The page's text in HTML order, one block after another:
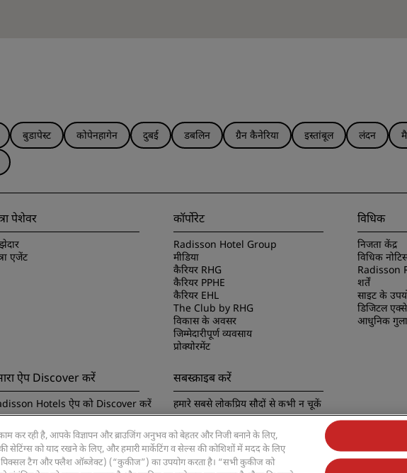
बुडापेस्ट कोपेनहागेन दुबई डबलिन ग्रैन कैनेरिया इस्तांबूल लंदन
पेशेवर
एजेंट
कॉर्पोरेट
Radisson Hotel Group
मीडिया
कैरियर RHG
कैरियर PPHE
कैरियर EHL
The Club by RHG
विकास के अवसर
जिम्मेदारीपूर्ण व्यवसाय
प्रोक्योरमेंट
विधिक
निजता केंद्र
विधिक
Radisson
शर्तें
साइट के
डिजिटल
आधुनिक
ऐप Discover करें
Hotels ऐप को Discover करें
सबस्क्राइब करें
हमारे सबसे लोकप्रिय सौदों से कभी न चूकें
कर रही है, आपके विज्ञापन और ब्राउजिंग अनुभव को बेहतर और निजी बनाने के लिए,
को याद रखने के लिए, और हमारी मार्केटिंग व सेल्स की कोशिशों में मदद के लिए
टैग और फ्लैश ऑब्जेक्ट) (“कुकीज”) का उपयोग करता है। “सभी कुकीज को